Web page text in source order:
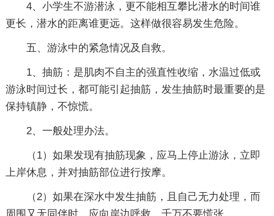
4、小学生不游潜泳，更不能相互攀比潜水的时间谁
更长，潜水的距离谁更远。这样做很容易发生危险。
五、游泳中的紧急情况及自救。
1、抽筋：是肌肉不自主的强直性收缩，水温过低或
游泳时间过长，都可能引起抽筋，发生抽筋时最重要的是
保持镇静，不惊慌。
2、一般处理办法。
（1）如果发现有抽筋现象，应马上停止游泳，立即
上岸休息，并对抽筋部位进行按摩。
（2）如果在深水中发生抽筋，且自己无力处理，而